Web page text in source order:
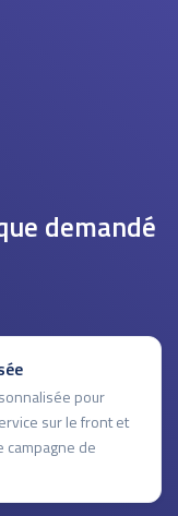
demandé
pour
sur le front et
campagne de